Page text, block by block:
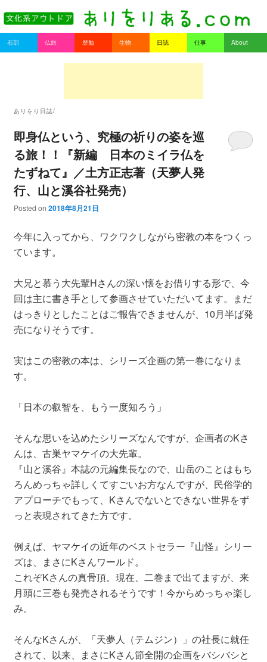
ありをりある.com
Main menu
Skip to primary content
Skip to secondary content
石部 仏旅 歴勉 生物 日誌 仕事 About
ありをり日誌/
即身仏という、究極の祈りの姿を巡
る旅！！『新編 日本のミイラ仏を
たずねて』／土方正志著（天夢人発
行、山と溪谷社発売）
Posted on 2018年8月21日
今年に入ってから、ワクワクしながら密教の本をつくっ
ています。
大兄と慕う大先輩Hさんの深い懐をお借りする形で、今
回は主に書き手として参画させていただいてます。まだ
はっきりとしたことはご報告できませんが、10月半ば発
売になりそうです。
実はこの密教の本は、シリーズ企画の第一巻になりま
す。
「日本の叡智を、もう一度知ろう」
そんな思いを込めたシリーズなんですが、企画者のKさ
んは、古巣ヤマケイの大先輩。
『山と溪谷』本誌の元編集長なので、山岳のことはもち
ろんめっちゃ詳しくてすごいお方なんですが、民俗学的
アプローチでもって、Kさんでないとできない世界をず
っと表現されてきた方です。
例えば、ヤマケイの近年のベストセラー『山怪』シリー
ズは、まさにKさんワールド。
これぞKさんの真骨頂。現在、二巻まで出てますが、来
月頭に三巻も発売されるそうです！今からめっちゃ楽し
み。
そんなKさんが、「天夢人（テムジン）」の社長に就任
されて、以来、まさにKさん節全開の企画をバシバシと